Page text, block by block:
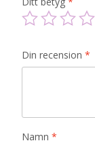
Din recension *
Namn *